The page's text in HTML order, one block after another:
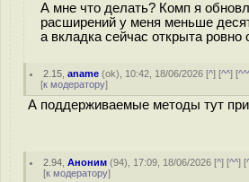
А мне что делать? Комп я
расширений у меня меньше
а вкладка сейчас открыта ровно
2.15 ,aname (ok), 10:42, 18/06/2026 [^] [^^] [
[к модератору]
А поддерживаемые методы тут
2.94 ,Аноним (94), 17:09, 18/06/2026 [^] [^^] [
[к модератору]